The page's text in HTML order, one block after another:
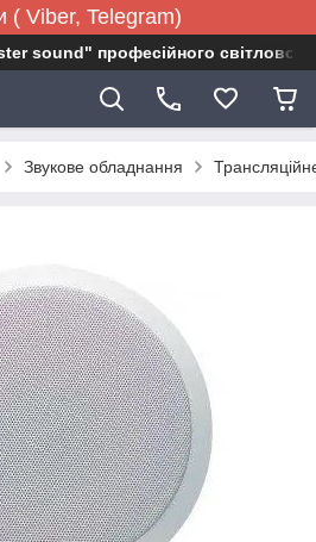
( Viber, Telegram)
sound" професійного
Звукове обладнання